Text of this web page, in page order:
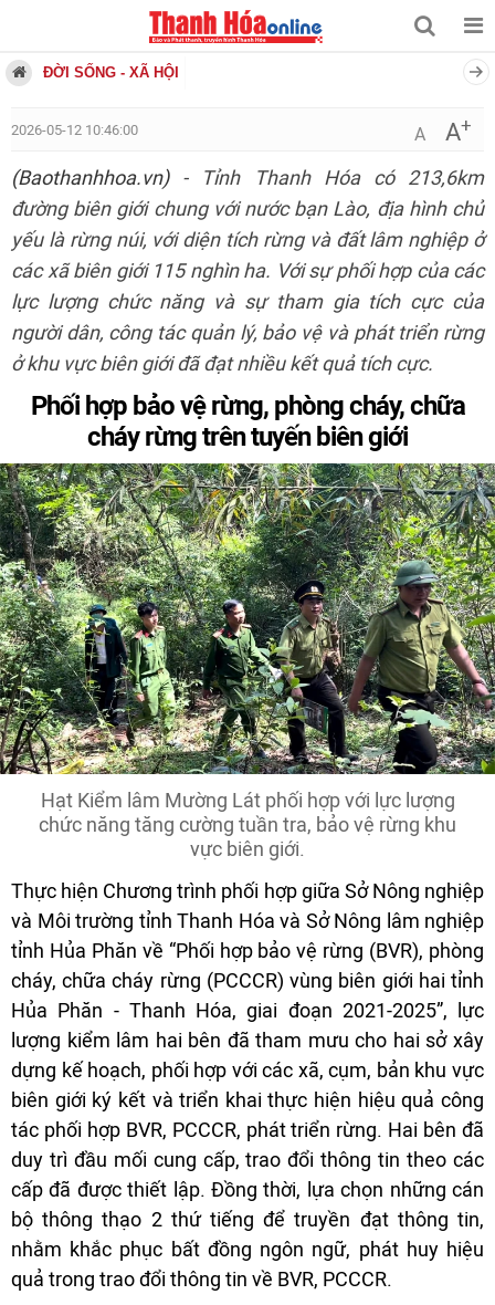
ĐỜI SỐNG - XÃ HỘI
2026-05-12 10:46:00 A A+
(Baothanhhoa.vn)- Tỉnh Thanh Hóa có 213,6km
đường biên giới chung với nước bạn Lào, địa hình chủ
yếu là rừng núi, với diện tích rừng và đất lâm nghiệp ở
các xã biên giới 115 nghìn ha. Với sự phối hợp của các
lực lượng chức năng và sự tham gia tích cực của
người dân, công tác quản lý, bảo vệ và phát triển rừng
ở khu vực biên giới đã đạt nhiều kết quả tích cực.
Phối hợp bảo vệ rừng, phòng cháy, chữa
cháy rừng trên tuyến biên giới
Hạt Kiểm lâm Mường Lát phối hợp với lực lượng
chức năng tăng cường tuần tra, bảo vệ rừng khu
vực biên giới.
Thực hiện Chương trình phối hợp giữa Sở Nông nghiệp
và Môi trường tỉnh Thanh Hóa và Sở Nông lâm nghiệp
tỉnh Hủa Phăn về “Phối hợp bảo vệ rừng (BVR), phòng
cháy, chữa cháy rừng (PCCCR) vùng biên giới hai tỉnh
Hủa Phăn - Thanh Hóa, giai đoạn 2021-2025”, lực
lượng kiểm lâm hai bên đã tham mưu cho hai sở xây
dựng kế hoạch, phối hợp với các xã, cụm, bản khu vực
biên giới ký kết và triển khai thực hiện hiệu quả công
tác phối hợp BVR, PCCCR, phát triển rừng. Hai bên đã
duy trì đầu mối cung cấp, trao đổi thông tin theo các
cấp đã được thiết lập. Đồng thời, lựa chọn những cán
bộ thông thạo 2 thứ tiếng để truyền đạt thông tin,
nhằm khắc phục bất đồng ngôn ngữ, phát huy hiệu
quả trong trao đổi thông tin về BVR, PCCCR.